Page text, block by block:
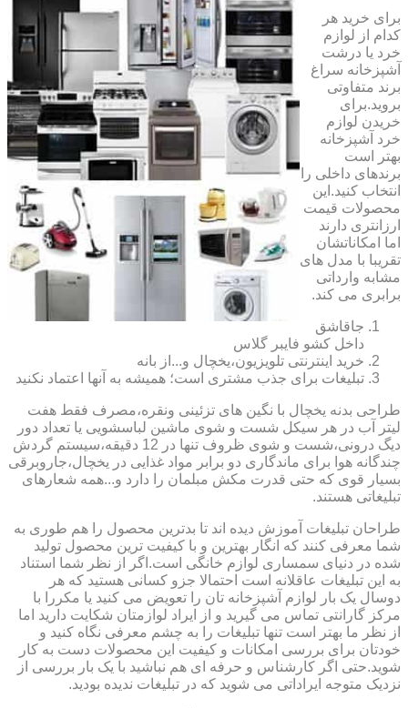
برای خرید هر
کدام از لوازم
خرد یا درشت
آشپزخانه سراغ
برند متفاوتی
بروید.برای
خریدن لوازم
خرد آشپزخانه
بهتر است
برندهای داخلی را
انتخاب کنید.این
محصولات قیمت
ارزانتری دارند
اما امکاناتشان
تقریبا با مدل های
مشابه وارداتی
برابری می کند.
جاقاشق
داخل کشو فایبر گلاس
خرید اینترنتی تلویزیون،یخچال و...از بانه
تبلیغات برای جذب مشتری است؛ همیشه به آنها اعتماد نکنید
طراحی بدنه یخچال با نگین های تزئینی ونقره،مصرف فقط هفت
لیتر آب در هر سیکل شست و شوی ماشین لباسشویی یا تعداد دور
دیگ درونی،شست و شوی ظروف تنها در 12 دقیقه،سیستم گردش
چندگانه هوا برای ماندگاری دو برابر مواد غذایی در یخچال،جاروبرقی
بسیار قوی که حتی قدرت مکش مبلمان را دارد و...همه شعارهای
تبلیغاتی هستند.
طراحان تبلیغات آموزش دیده اند تا بدترین محصول را هم طوری به
شما معرفی کنند که انگار بهترین و با کیفیت ترین محصول تولید
شده در دنیای سمساری لوازم خانگی است.اگر از نظر شما استناد
به این تبلیغات عاقلانه است احتمالا جزو کسانی هستید که هر
دوسال یک بار لوازم آشپزخانه تان را تعویض می کنید یا مکررا با
مرکز گارانتی تماس می گیرید و از ایراد لوازمتان شکایت دارید اما
از نظر ما بهتر است تنها تبلیغات را به چشم معرفی نگاه کنید و
خودتان برای بررسی امکانات و کیفیت این محصولات دست به کار
شوید.حتی اگر کارشناس و حرفه ای هم نباشید با یک بار بررسی از
نزدیک متوجه ایراداتی می شوید که در تبلیغات ندیده بودید.